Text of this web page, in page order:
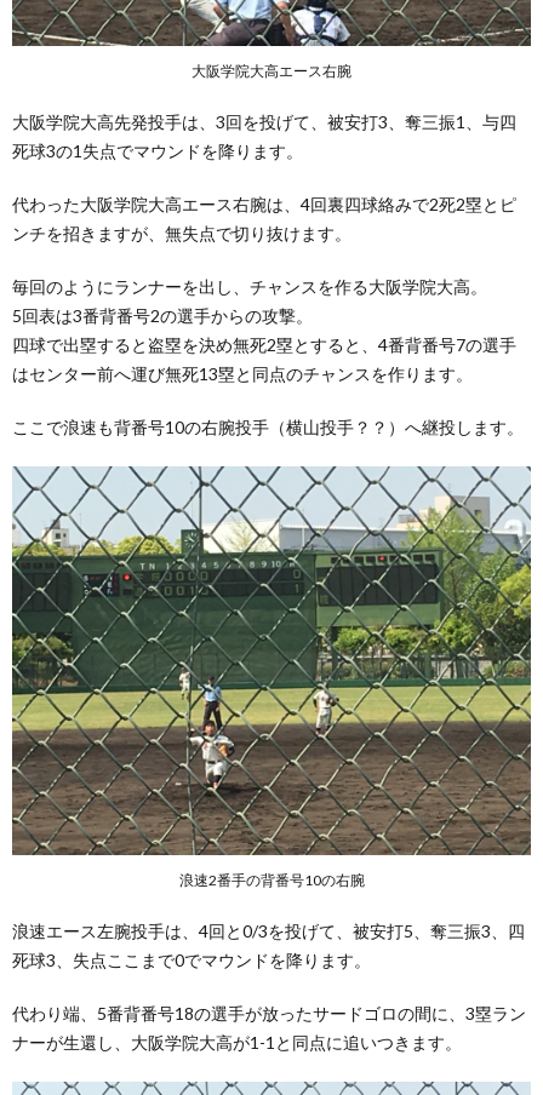
大阪学院大高エース右腕
大阪学院大高先発投手は、3回を投げて、被安打3、奪三振1、与四
死球3の1失点でマウンドを降ります。
代わった大阪学院大高エース右腕は、4回裏四球絡みで2死2塁とピ
ンチを招きますが、無失点で切り抜けます。
毎回のようにランナーを出し、チャンスを作る大阪学院大高。
5回表は3番背番号2の選手からの攻撃。
四球で出塁すると盗塁を決め無死2塁とすると、4番背番号7の選手
はセンター前へ運び無死13塁と同点のチャンスを作ります。
ここで浪速も背番号10の右腕投手（横山投手？？）へ継投します。
浪速2番手の背番号10の右腕
浪速エース左腕投手は、4回と0/3を投げて、被安打5、奪三振3、四
死球3、失点ここまで0でマウンドを降ります。
代わり端、5番背番号18の選手が放ったサードゴロの間に、3塁ラン
ナーが生還し、大阪学院大高が1-1と同点に追いつきます。